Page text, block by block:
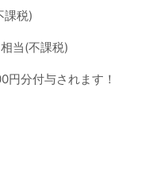
課税)
当(不課税)
円分付与されます！